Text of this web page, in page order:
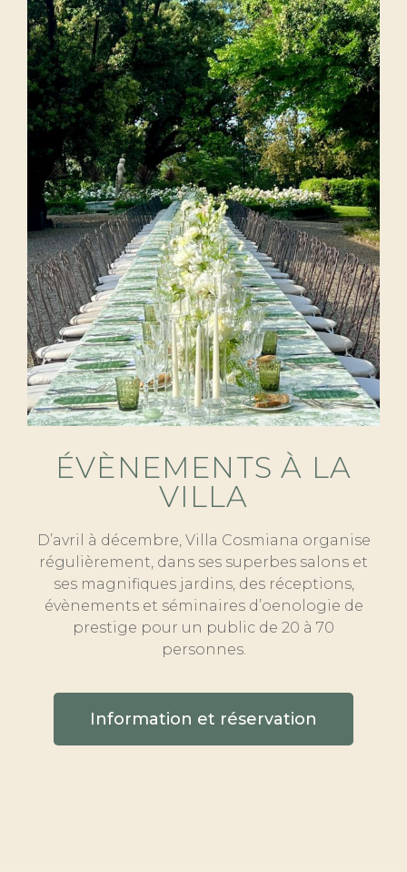
ÉVÈNEMENTS À LA
VILLA
D’avril à décembre, Villa Cosmiana organise
régulièrement, dans ses superbes salons et
ses magnifiques jardins, des réceptions,
évènements et séminaires d’oenologie de
prestige pour un public de 20 à 70
personnes.
Information et réservation